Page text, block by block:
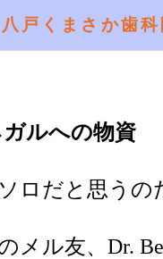
戸くまさか歯
ルへの物資
ロだと思うの
メル友、 Dr.